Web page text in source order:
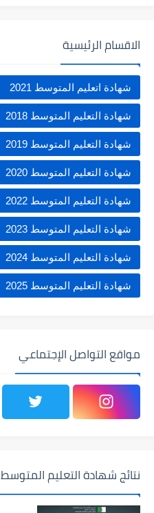
الاقسام الرئيسية
شهادة اتعليم المتوسط 2021
شهادة التعليم المتوسط 2018
شهادة التعليم المتوسط 2019
شهادة التعليم المتوسط 2020
شهادة التعليم المتوسط 2022
شهادة التعليم المتوسط 2023
شهادة التعليم المتوسط 2024
شهادة التعليم المتوسط 2025
مواقع التواصل الإجتماعي
نتائج شهادة التعليم المتوسط 2024 bem.onec.dz